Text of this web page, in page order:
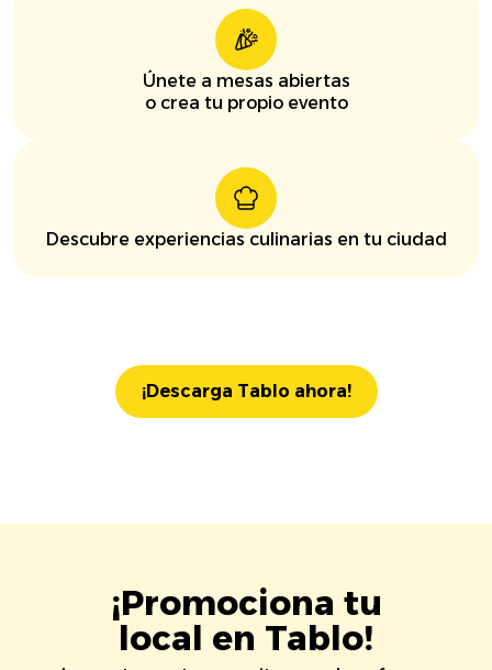
Únete a mesas abiertas
o crea tu propio evento
Descubre experiencias culinarias en tu ciudad
¡Descarga Tablo ahora!
¡Promociona tu
local en Tablo!